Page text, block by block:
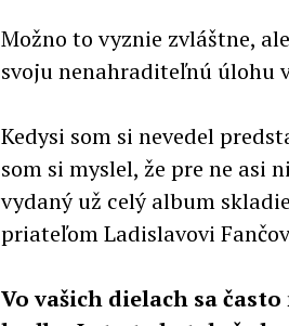
Možno to vyznie zvláštne,
svoju nenahraditeľnú úlohu
Kedysi som si nevedel
som si myslel, že pre ne asi
vydaný už celý album
priateľom Ladislavovi
Vo vašich dielach sa